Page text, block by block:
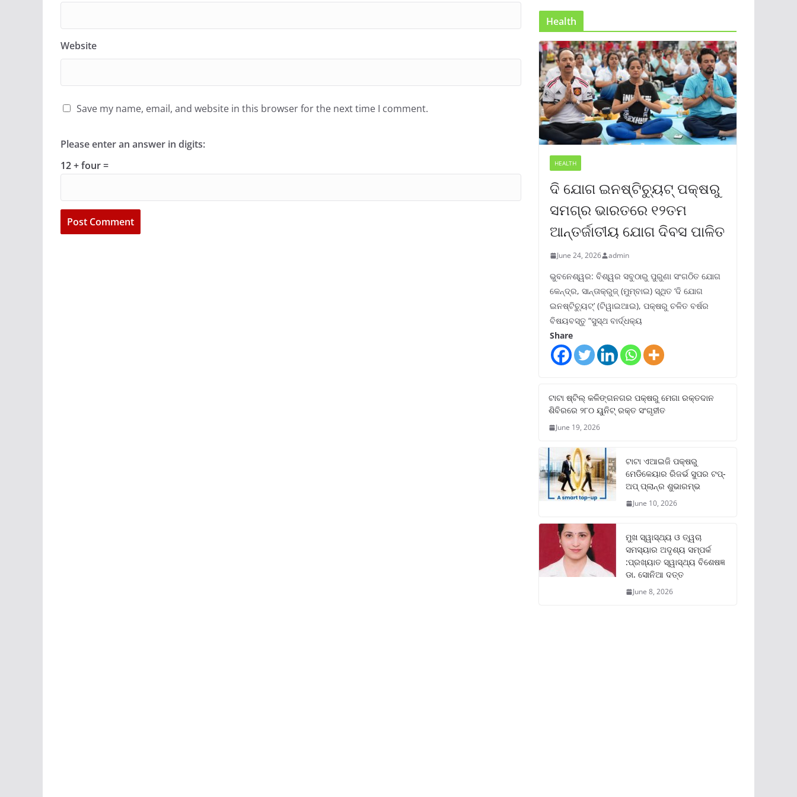
Website
Save my name, email, and website in this browser for the next time I comment.
Please enter an answer in digits:
12 + four =
Health
HEALTH
ଦି ଯୋଗ ଇନଷ୍ଟିଚ୍ୟୁଟ୍ ପକ୍ଷରୁ
ସମଗ୍ର ଭାରତରେ ୧୨ତମ
ଆନ୍ତର୍ଜାତୀୟ ଯୋଗ ଦିବସ ପାଳିତ
June 24, 2026 admin
ଭୁବନେଶ୍ୱର: ବିଶ୍ୱର ସବୁଠାରୁ ପୁରୁଣା ସଂଗଠିତ ଯୋଗ
କେନ୍ଦ୍ର, ସାନ୍ତାକ୍ରୁଜ୍ (ମୁମ୍ବାଇ) ସ୍ଥିତ ‘ଦି ଯୋଗ
ଇନଷ୍ଟିଚ୍ୟୁଟ୍‌’ (ଟିୱାଇଆଇ), ପକ୍ଷରୁ ଚଳିତ ବର୍ଷର
ବିଷୟବସ୍ତୁ “ସୁସ୍ଥ ବାର୍ଦ୍ଧକ୍ୟ
Share
ଟାଟା ଷ୍ଟିଲ୍‌ କଳିଙ୍ଗନଗର ପକ୍ଷରୁ ମେଗା ରକ୍ତଦାନ
ଶିବିରରେ ୨୮୦ ୟୁନିଟ୍‌ ରକ୍ତ ସଂଗୃହୀତ
June 19, 2026
ଟାଟା ଏଆଇଜି ପକ୍ଷରୁ
ମେଡିକେୟାର ରିଜର୍ଭ ସୁପର ଟପ୍‌-
ଅପ୍ ପ୍ଲାନ୍‌ର ଶୁଭାରମ୍ଭ
June 10, 2026
ମୁଖ ସ୍ୱାସ୍ଥ୍ୟ ଓ ତ୍ୱଚା
ସମସ୍ୟାର ଅଦୃଶ୍ୟ ସମ୍ପର୍କ
:ପ୍ରଖ୍ୟାତ ସ୍ୱାସ୍ଥ୍ୟ ବିଶେଷଜ୍ଞ
ଡା. ସୋନିଆ ଦତ୍ତ
June 8, 2026